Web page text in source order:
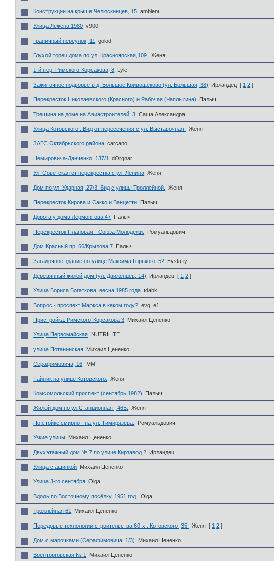
Конструкции на крыше Челюскинцев, 15 ambient
Улица Лежена 1980 v900
Граничный переулок, 11 golod
Глухой торец дома по ул. Красноярская,109. Женя
1-й пер. Римского-Корсакова, 8 Lyle
Зажиточное подворье в д. Большое Кривощёково (ул. Большая, 38) Ирландец [ 1 2 ]
Перекресток Николаевского (Красного) и Рабочая (Чаплыгина) Палыч
Трещина на доме на Авиастроителей, 3 Саша Александра
Улица Котовского . Вид от пересечения с ул. Выставочная. Женя
ЗАГС Октябрьского района carcano
Немировича-Данченко, 137/1 dOrgnar
Ул. Советская от перекрёстка с ул. Ленина Женя
Дом по ул. Ударная, 27/3. Вид с улицы Троллейной. Женя
Перекресток Кирова и Сакко и Ванцетти Палыч
Дорога у дома Лермонтова 47 Палыч
Перекрёсток Плановая - Союза Молодёжи. Ромуальдович
Дом Красный пр. 66/Крылова 7 Палыч
Загадочное здание по улице Максима Горького, 52 Evstafiy
Деревянный жилой дом (ул. Движенцев, 14) Ирландец [ 1 2 ]
Улица Бориса Богаткова, весна 1985 года tdabk
Вопрос - проспект Маркса в каком году? evg_e1
Пристройка. Римского-Корсакова 3 Михаил Цененко
Улица Первомайская NUTRILITE
улица Потанинская Михаил Цененко
Серафимовича, 16 IVM
Тайник на улице Котовского. Женя
Комсомольский проспект (сентябрь 1982) Палыч
Жилой дом по ул.Станционная , 46Б. Женя
По стойке смирно - на ул. Тимирязева. Ромуальдович
Узкие улицы Михаил Цененко
Двухэтажный дом № 7 по улице Кирзавод 2 Ирландец
Улица с ашипкой Михаил Цененко
Улица 3-го сентября Olga
Вдоль по Восточному посёлку. 1951 год. Olga
Троллейная 61 Михаил Цененко
Передовые технологии строительства 60-х . Котовского ,35. Женя [ 1 2 ]
Дом с марочками (Серафимовича, 1/3) Михаил Цененко
Военторговская № 1 Михаил Цененко